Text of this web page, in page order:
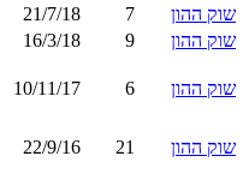
שוק ההון 7
21/7/18
שוק ההון 9
16/3/18
שוק ההון 6
10/11/17
שוק ההון 21
22/9/16